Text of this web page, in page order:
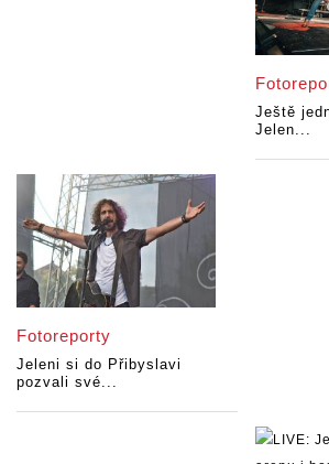
Ještě
Jelen...
Fotoreporty
Jeleni si do Přibyslavi
pozvali své...